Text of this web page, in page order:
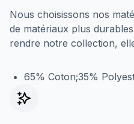
Nous choisissons nos
de matériaux plus
rendre notre collection,
65% Coton;35%